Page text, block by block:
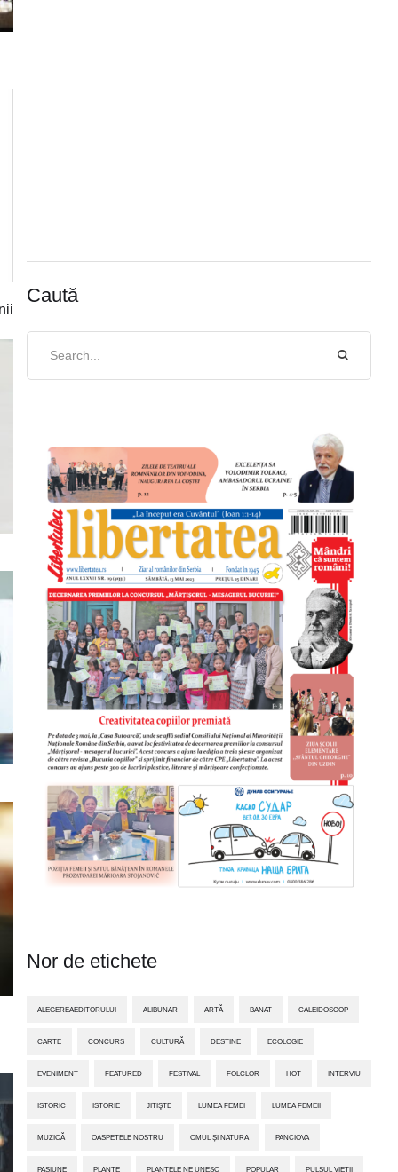
Caută
Nor de etichete
ALEGEREAEDITORULUI ALIBUNAR ARTĂ BANAT CALEIDOSCOP
CARTE CONCURS CULTURĂ DESTINE ECOLOGIE
EVENIMENT FEATURED FESTIVAL FOLCLOR HOT INTERVIU
ISTORIC ISTORIE JITIŞTE LUMEA FEMEI LUMEA FEMEII
MUZICĂ OASPETELE NOSTRU OMUL ȘI NATURA PANCIOVA
PASIUNE PLANTE PLANTELE NE UNESC POPULAR PULSUL VIEȚII